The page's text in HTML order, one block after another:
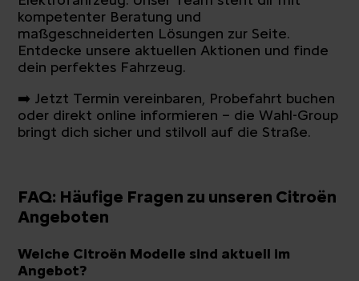
kompetenter Beratung und
maßgeschneiderten Lösungen zur Seite.
Entdecke unsere aktuellen Aktionen und finde
dein perfektes Fahrzeug.
➡️ Jetzt Termin vereinbaren, Probefahrt buchen
oder direkt online informieren – die Wahl-Group
bringt dich sicher und stilvoll auf die Straße.
FAQ: Häufige Fragen zu unseren Citroën
Angeboten
Welche Citroën Modelle sind aktuell im
Angebot?